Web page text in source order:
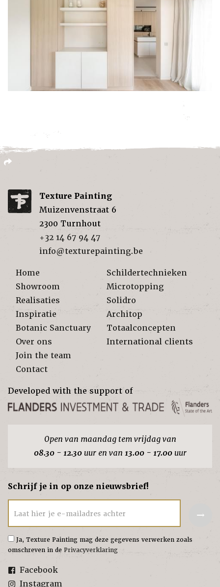
Texture Painting
Muizenvenstraat 6
2300 Turnhout
+32 14 67 94 47
info@texturepainting.be
Home
Showroom
Realisaties
Inspiratie
Botanic Sanctuary
Over ons
Join the team
Contact
Schildertechnieken
Microtopping
Solidro
Architop
Totaalconcepten
International clients
Developed with the support of
Open van maandag tem vrijdag van
08.30 - 12.30uur en van 13.00 - 17.00uur
Schrijf je in op onze nieuwsbrief!
Laat hier je e-mailadres achter →
Ja, Texture Painting mag deze gegevens verwerken zoals
omschreven in de Privacyverklaring
Facebook
Instagram